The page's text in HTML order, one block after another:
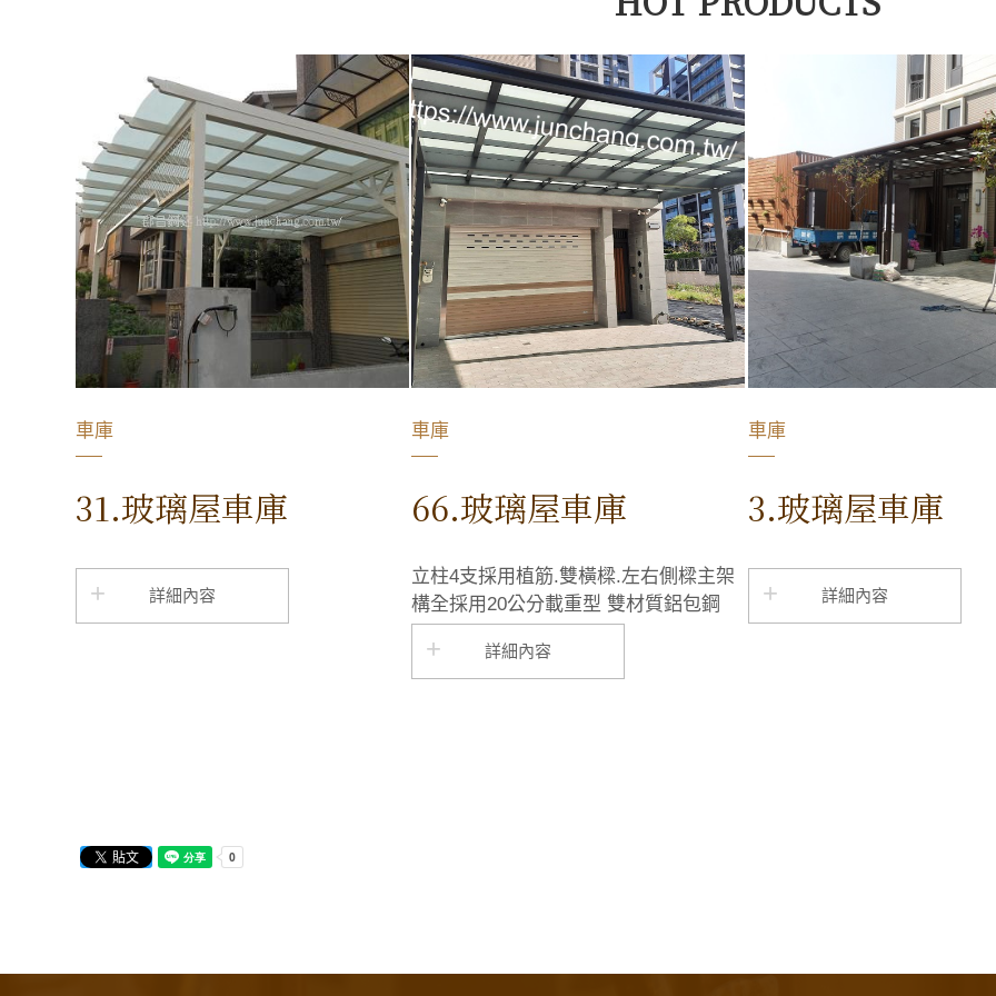
車庫
31.玻璃屋車庫
詳細內容
車庫
66.玻璃屋車庫
立柱4支採用植筋.雙橫樑.左右側樑主架
構全採用20公分載重型 雙材質鋁包鋼
詳細內容
車庫
3.玻璃屋車庫
詳細內容